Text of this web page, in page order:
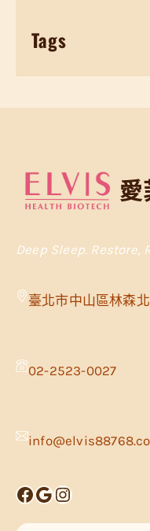
Tags
愛
Deep Sleep. Restore,
臺北市中山區林森
02-2523-0027
Facebook Google Instagram